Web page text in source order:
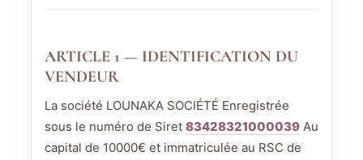
ARTICLE 1 — IDENTIFICATION DU
VENDEUR
La société LOUNAKA SOCIÉTÉ Enregistrée
sous le numéro de Siret 83428321000039 Au
capital de 10000€ et immatriculée au RSC de